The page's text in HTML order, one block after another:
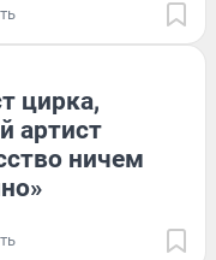
цирка,
артист
ничем